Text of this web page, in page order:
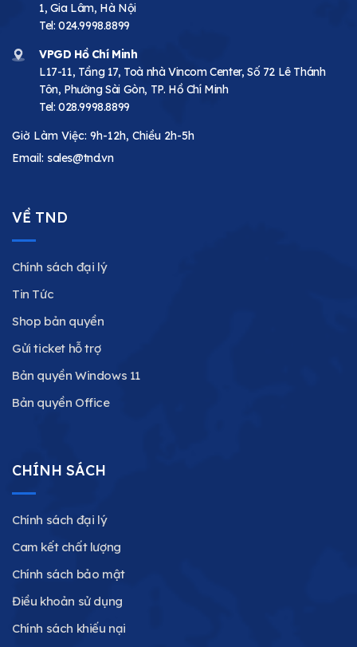
1, Gia Lâm, Hà Nội
Tel: 024.9998.8899
VPGD Hồ Chí Minh
L17-11, Tầng 17, Toà nhà Vincom Center, Số 72 Lê Thánh
Tôn, Phường Sài Gòn, TP. Hồ Chí Minh
Tel: 028.9998.8899
Giờ Làm Việc: 9h-12h, Chiều 2h-5h
Email: sales@tnd.vn
VỀ TND
Chính sách đại lý
Tin Tức
Shop bản quyền
Gửi ticket hỗ trợ
Bản quyền Windows 11
Bản quyền Office
CHÍNH SÁCH
Chính sách đại lý
Cam kết chất lượng
Chính sách bảo mật
Điều khoản sử dụng
Chính sách khiếu nại